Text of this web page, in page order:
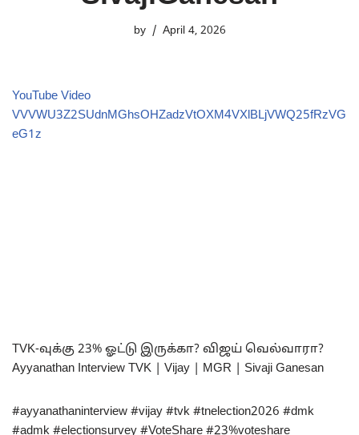
by April 4, 2026
YouTube Video
VVVWU3Z2SUdnMGhsOHZadzVtOXM4VXlBLjVWQ25fRzVG
eG1z
TVK-வுக்கு 23% ஓட்டு இருக்கா? விஜய் வெல்வாரா?
Ayyanathan Interview TVK | Vijay | MGR | Sivaji Ganesan
#ayyanathaninterview #vijay #tvk #tnelection2026 #dmk
#admk #electionsurvey #VoteShare #23%voteshare